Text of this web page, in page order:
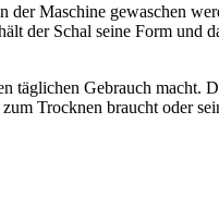
Maschine gewaschen
der Schal seine Form und
täglichen Gebrauch macht.
Trocknen braucht oder